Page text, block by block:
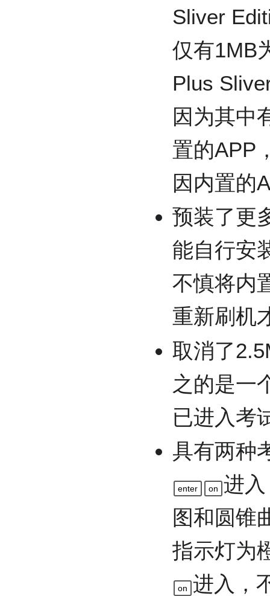
Sliver
仅有1MB
Plus
因为其中
置的APP
因内置的
预装了更
能自行安
不慎将内
重新刷机
取消了
之的是一
已进入考
具有两种
enter on
进
图和圆锥
指示灯为
on
进入，